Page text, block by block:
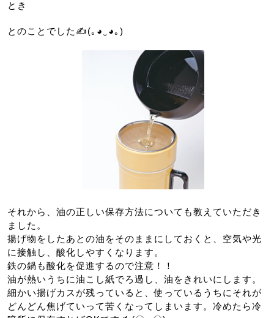
とき
とのことでした✍(｡◕‿◕｡)
それから、油の正しい保存方法についても教えていただき
ました。
揚げ物をしたあとの油をそのままにしておくと、空気や光
に接触し、酸化しやすくなります。
鉄の鍋も酸化を促進するので注意！！
油が熱いうちに油こし紙でろ過し、油をきれいにします。
細かい揚げカスが残っていると、使っているうちにそれが
どんどん焦げていって苦くなってしまいます。冷めたら冷